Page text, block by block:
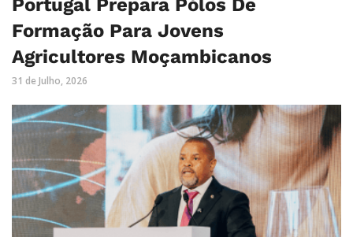
Portugal Prepara Pólos De
Formação Para Jovens
Agricultores Moçambicanos
31 de Julho, 2026